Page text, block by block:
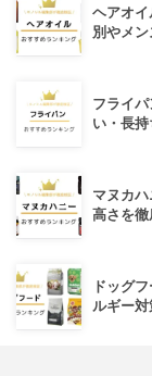
ヘアオ
別やメン
フライ
い・長持
マヌカ
高さを
ドッグ
ルギー